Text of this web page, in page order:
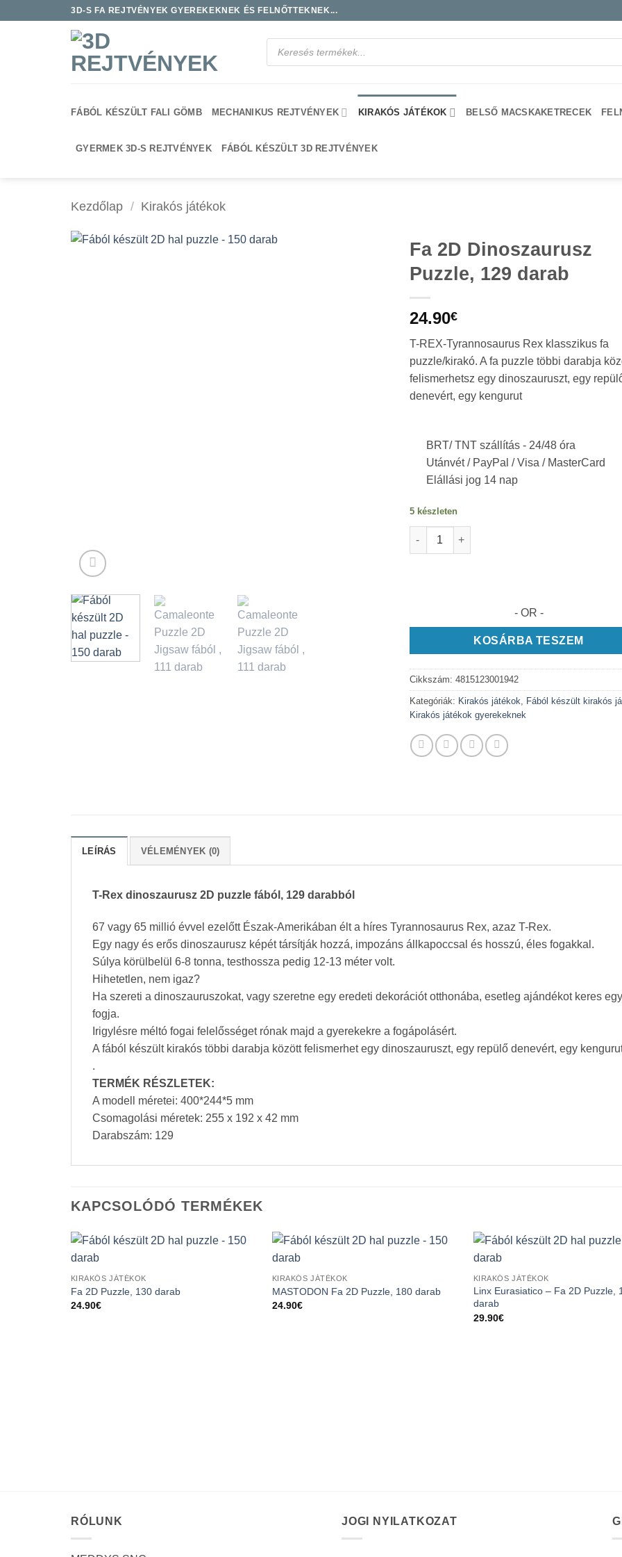
3D-S FA REJTVÉNYEK GYEREKEKNEK ÉS FELNŐTTEKNEK...
Products
search
FÁBÓL KÉSZÜLT FALI GÖMB MECHANIKUS REJTVÉNYEK KIRAKÓS JÁTÉKOK BELSŐ MACSKAKETRECEK
GYERMEK 3D-S REJTVÉNYEK FÁBÓL KÉSZÜLT 3D REJTVÉNYEK
Kezdőlap / Kirakós játékok
Fa 2D Dinoszaurusz
Puzzle, 129 darab
24.90€
T-REX-Tyrannosaurus Rex klasszikus fa
puzzle/kirakó. A fa puzzle többi darabja
felismerhetsz egy dinoszauruszt, egy
denevért, egy kengurut
BRT/ TNT szállítás -24/48 óra
Utánvét / PayPal / Visa / MasterCard
Elállási jog 14 nap
5 készleten
Fa puzzle 2D Dinoszaurusz fából. 129 darab
- OR -
KOSÁRBA TESZEM
Cikkszám: 4815123001942
Kategóriák: Kirakós játékok Fából készült kirakós
Kirakós játékok gyerekeknek
LEÍRÁS VÉLEMÉNYEK (0)
T-Rex dinoszaurusz 2D puzzle fából, 129 darabból
67 vagy 65 millió évvel ezelőtt Észak-Amerikában élt a híres Tyrannosaurus Rex, azaz T-Rex.
Egy nagy és erős dinoszaurusz képét társítják hozzá, impozáns állkapoccsal és hosszú, éles fogakkal.
Súlya körülbelül 6-8 tonna, testhossza pedig 12-13 méter volt.
Hihetetlen, nem igaz?
Ha szereti a dinoszauruszokat, vagy szeretne egy eredeti dekorációt otthonába, esetleg ajándékot keres
fogja.
Irigylésre méltó fogai felelősséget rónak majd a gyerekekre a fogápolásért.
A fából készült kirakós többi darabja között felismerhet egy dinoszauruszt, egy repülő denevért, egy
.
TERMÉK RÉSZLETEK:
A modell méretei: 400*244*5 mm
Csomagolási méretek: 255 x 192 x 42 mm
Darabszám: 129
KAPCSOLÓDÓ TERMÉKEK
KIRAKÓS JÁTÉKOK
Fa 2D Puzzle, 130 darab
24.90€
KIRAKÓS JÁTÉKOK
MASTODON Fa 2D Puzzle, 180 darab
24.90€
KIRAKÓS JÁTÉKOK
Linx Eurasiatico – Fa 2D Puzzle,
darab
29.90€
RÓLUNK JOGI NYILATKOZAT